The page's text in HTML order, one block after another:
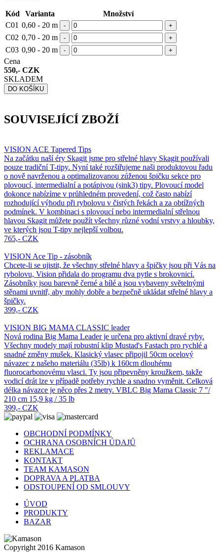
Kód Varianta
Množství
C01 0,60 - 20 m - +
C02 0,70 - 20 m - +
C03 0,90 - 20 m - +
Cena
550,- CZK
SKLADEM
DO KOŠÍKU
SOUVISEJÍCÍ ZBOŽÍ
VISION ACE Tapered Tips
Na začátku naší éry Skagit jsme pro střelné hlavy Skagit používali
pouze tradiční T-tipy. Nyní také rozšiřujeme naši produktovou řadu
o nově navrženou a optimalizovanou zúženou špičku sekce pro
plovoucí, intermedialní a potápivou (sink3) tipy. Plovoucí model
dokonce nabízíme v průhledném provedení, což často nabízí
rozhodující výhodu při rybolovu v čistých řekách a za obtížných
podmínek. V kombinaci s plovoucí nebo intermedialní střelnou
hlavou Skagit můžete použít všechny různé vodní vrstvy a hloubky,
ve kterých jsou T-tipy nejlepší volbou.
765,- CZK
VISION Ace Tip - zásobník
Chcete-li se ujistit, že všechny střelné hlavy a špičky jsou při Vás na
rybolovu, Vision přidala do programu dva pytle s brokovnicí.
Zásobníky jsou barevně černé a bílé a jsou vybaveny světelnými
stěnami uvnitř, aby mohly dobře a bezpečně ukládat střelné hlavy a
špičky.
399,- CZK
VISION BIG MAMA CLASSIC leader
Nová rodina Big Mama Leader je určena pro aktivní dravé ryby.
Všechny modely mají robustní klip Mustad's Fastach pro rychlé a
snadné změny mušek. Klasický vlasec připojil 50cm ocelový
návazec z našeho materiálu (35lb) k 160cm dlouhému
fluorocarbonovému vlasci. Ty jsou připevněny kroužkem, takže
vodicí drát lze v případě potřeby rychle a snadno vyměnit. Celková
délka návazce je něco přes 2 metry. VBLC Big Mama Classic 7 "/
210 cm 15,9 kg / 35 lb
399,- CZK
OBCHODNÍ PODMÍNKY
OCHRANA OSOBNÍCH ÚDAJŮ
REKLAMACE
KONTAKT
TEAM KAMASON
DOPRAVA A PLATBA
ODSTOUPENÍ OD SMLOUVY
ÚVOD
PRODUKTY
BAZAR
Copyright 2016 Kamason